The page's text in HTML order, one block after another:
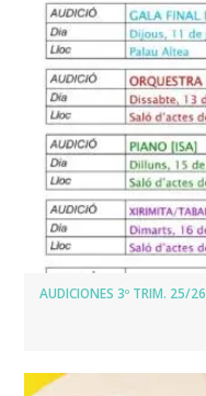
AUDICIONES 3º TRIM. 25/26